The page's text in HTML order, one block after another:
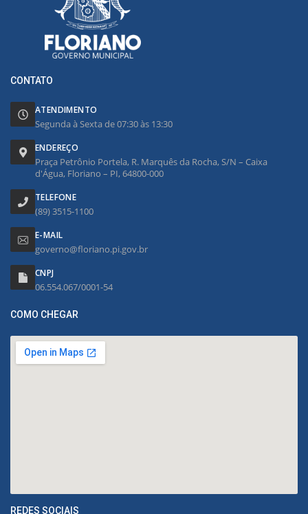
CONTATO
ATENDIMENTO
Segunda à Sexta de 07:30 às 13:30
ENDEREÇO
Praça Petrônio Portela, R. Marquês da Rocha, S/N – Caixa
d'Água, Floriano – PI, 64800-000
TELEFONE
(89) 3515-1100
E-MAIL
governo@floriano.pi.gov.br
CNPJ
06.554.067/0001-54
COMO CHEGAR
REDES SOCIAIS